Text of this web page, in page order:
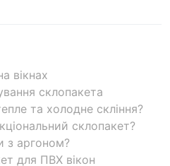
вікнах
склопакета
та холодне скління?
склопакет?
з аргоном?
для ПВХ вікон